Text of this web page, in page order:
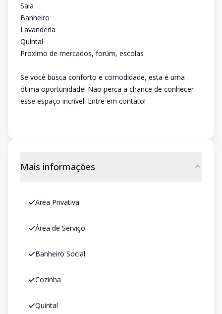
Sala
Banheiro
Lavanderia
Quintal
Proximo de mercados, forúm, escolas
Se você busca conforto e comodidade, esta é uma
ótima oportunidade! Não perca a chance de conhecer
esse espaço incrível. Entre em contato!
Mais informações
Area Privativa
Área de Serviço
Banheiro Social
Cozinha
Quintal